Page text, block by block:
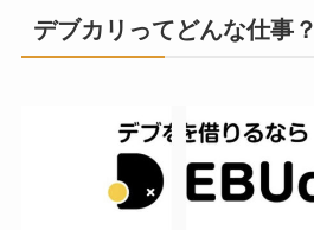
デブカリってどんな仕事？